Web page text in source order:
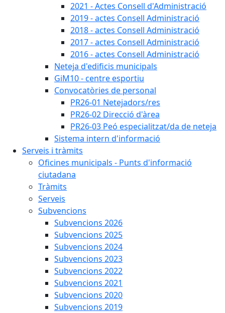
2021 - Actes Consell d'Administració
2019 - actes Consell Administració
2018 - actes Consell Administració
2017 - actes Consell Administració
2016 - actes Consell Administració
Neteja d'edificis municipals
GiM10 - centre esportiu
Convocatòries de personal
PR26-01 Netejadors/res
PR26-02 Direcció d'àrea
PR26-03 Peó especialitzat/da de neteja
Sistema intern d'informació
Serveis i tràmits
Oficines municipals - Punts d'informació
ciutadana
Tràmits
Serveis
Subvencions
Subvencions 2026
Subvencions 2025
Subvencions 2024
Subvencions 2023
Subvencions 2022
Subvencions 2021
Subvencions 2020
Subvencions 2019